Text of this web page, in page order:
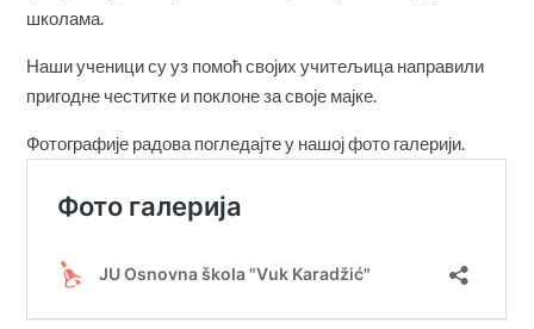
школама.
Наши ученици су уз помоћ својих учитељица направили
пригодне честитке и поклоне за своје мајке.
Фотографије радова погледајте у нашој фото галерији.